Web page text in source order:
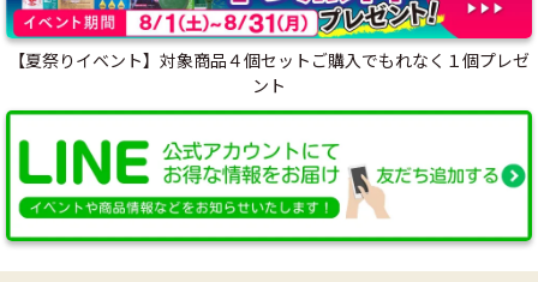
【夏祭りイベント】対象商品４個セットご購入でもれなく１個プレゼ
ント